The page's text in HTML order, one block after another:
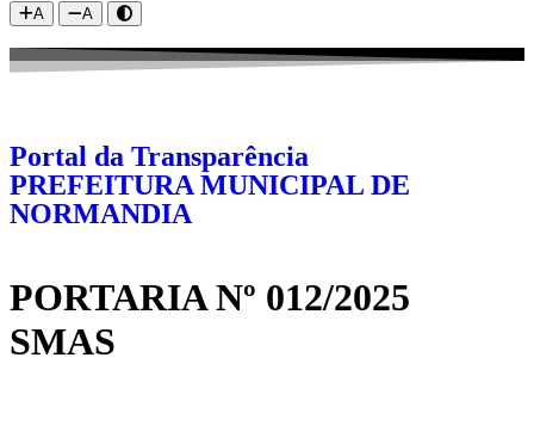
A A
Portal da Transparência
PREFEITURA MUNICIPAL DE
NORMANDIA
PORTARIA Nº 012/2025
SMAS